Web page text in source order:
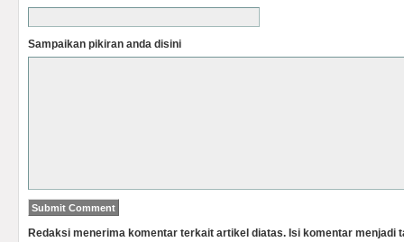
Sampaikan pikiran anda disini
Redaksi menerima komentar terkait artikel diatas. Isi komentar menjadi